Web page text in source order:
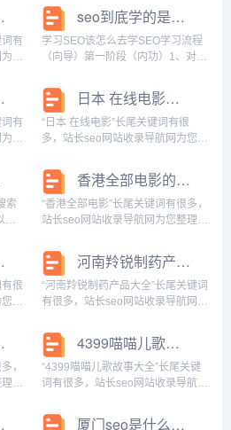
装
件
店3.电商桌椅4.办公桌椅5.实木办公
桌6.高档商务桌7.中档商务桌8.经济
适用桌9.不锈钢...
有哪些
有
您
南
做
,海
seo到底学的是什么
学习SEO该怎么去学SEO学习流程
（向导）第一阶段（内功）1、对
擎工作原理3、利于优化的空间域名
选取4、会用织梦、wordpress等开
源CMS搭建一个网站SEO常用...
有哪些
有
您
村
匪
大
日本 在线电影的长尾关键词有哪些
“日本 在线电影”长尾关键词有很
多，站长seo网站收录导航网为您整
词： 百度的相关长尾关键词：日本
在现电影,日本电影最低免费观看搜
狗的相关长尾关键词：日本韩国电
影免费在线观...
索
的
香港全部电影的长尾关键词有什么
“香港全部电影”长尾关键词有很多，
站长seo网站收录导航网为您整理各
度的相关长尾关键词：邵强香港全
部电影,罗艾伦香港全部电影,香港全
部电影大全,香港全部电影在线观看,
香...
有什么
很
整
阳
阴
框
河南羚锐制药产品大全的长尾关键词有哪些
“河南羚锐制药产品大全”长尾关键词
有很多，站长seo网站收录导航网为
键词： 百度的相关长尾关键词：河
南羚锐制药系列产品,河南羚锐制药
厂在什么地方,河南羚锐制药是国企
吗,河...
什么
，
各
4399喵喵儿歌故事大全的长尾关键词有哪些
“4399喵喵儿歌故事大全”长尾关键
词有很多，站长seo网站收录导航网
关键词： 百度的相关长尾关键词：
什么 厦门seo是什么公司